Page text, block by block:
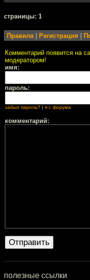
cтраницы: 1
Правила | Регистрация |
Комментарий появится на
модератором!
имя:
пароль:
забыл пароль? | я с форума
комментарий:
полезные ссылки